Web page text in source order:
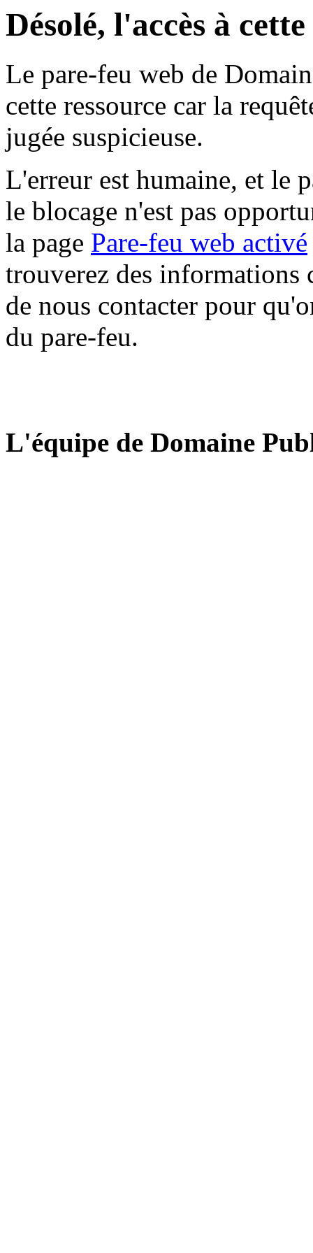
Désolé, l'accès à
Le pare-feu web de
cette ressource car la
jugée suspicieuse.
L'erreur est humaine, et le
le blocage n'est pas
la page Pare-feu web activé
trouverez des informations
de nous contacter pour
du pare-feu.
L'équipe de Domaine